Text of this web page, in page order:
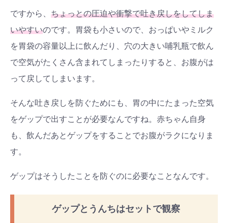
ですから、 ちょっとの圧迫や衝撃で吐き戻しをしてしま
いやすいのです。胃袋も小さいので、おっぱいやミルク
を胃袋の容量以上に飲んだり、穴の大きい哺乳瓶で飲ん
で空気がたくさん含まれてしまったりすると、お腹がは
って戻してしまいます。
そんな吐き戻しを防ぐためにも、胃の中にたまった空気
をゲップで出すことが必要なんですね。赤ちゃん自身
も、飲んだあとゲップをすることでお腹がラクになりま
す。
ゲップはそうしたことを防ぐのに必要なことなんです。
ゲップとうんちはセットで観察